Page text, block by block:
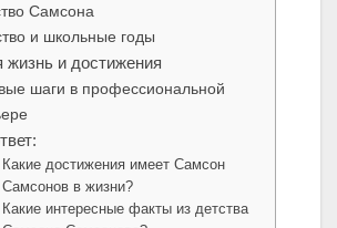
Самсона
и школьные годы
жизнь и достижения
шаги в профессиональной
Какие достижения имеет Самсон
Самсонов в жизни?
Какие интересные факты из детства